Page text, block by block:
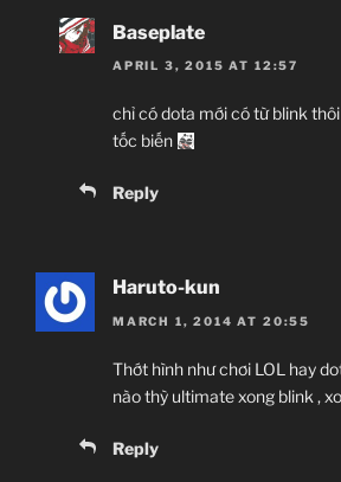
Baseplate
APRIL 3, 2015 AT 12:57
chỉ có dota mới có từ blink
tốc biến
Reply
Haruto-kun
MARCH 1, 2014 AT 20:55
Thớt hình như chơi LOL hay
nào thỳ ultimate xong blink ,
Reply